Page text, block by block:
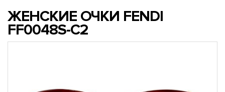
ЖЕНСКИЕ ОЧКИ FENDI
FF0048S-C2